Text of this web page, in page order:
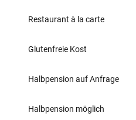
Restaurant à la carte
Glutenfreie Kost
Halbpension auf Anfrage
Halbpension möglich